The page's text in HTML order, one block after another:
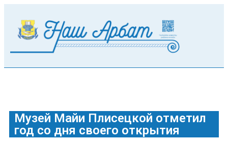
Музей Майи Плисецкой отметил
год со дня своего открытия